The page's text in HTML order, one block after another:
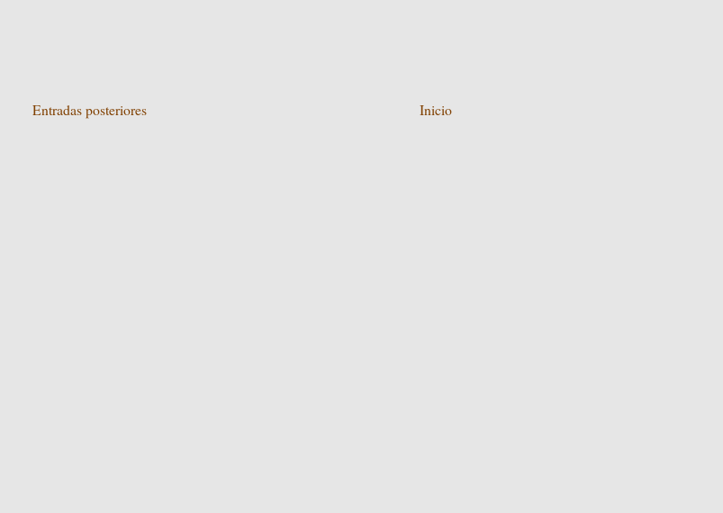
Entradas posteriores Inicio